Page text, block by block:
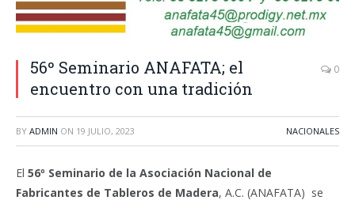
56º Seminario ANAFATA; el
encuentro con una tradición
0
BY ADMIN ON 19 JULIO, 2023 NACIONALES
El 56º Seminario de la Asociación Nacional de
Fabricantes de Tableros de Madera, A.C. (ANAFATA) se